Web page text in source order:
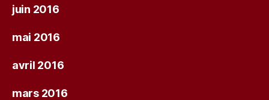
juin 2016
mai 2016
avril 2016
mars 2016